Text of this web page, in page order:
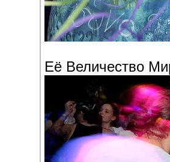
Её Величество